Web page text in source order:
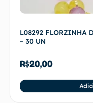
L08292 FLORZINHA
– 30 UN
R$20,00